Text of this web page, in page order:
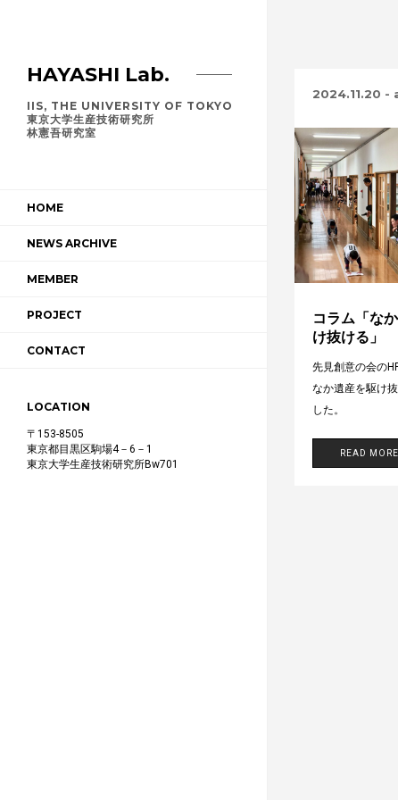
HAYASHI Lab.
IIS, THE UNIVERSITY OF TOKYO
東京大学生産技術研究所
林憲吾研究室
HOME
NEWS ARCHIVE
MEMBER
PROJECT
CONTACT
LOCATION
〒153-8505
東京都目黒区駒場4－6－1
東京大学生産技術研究所Bw701
2024.11.20 -
コラム「な
け抜ける」
先見創意の会の
なか遺産を駆け
した。
READ MORE